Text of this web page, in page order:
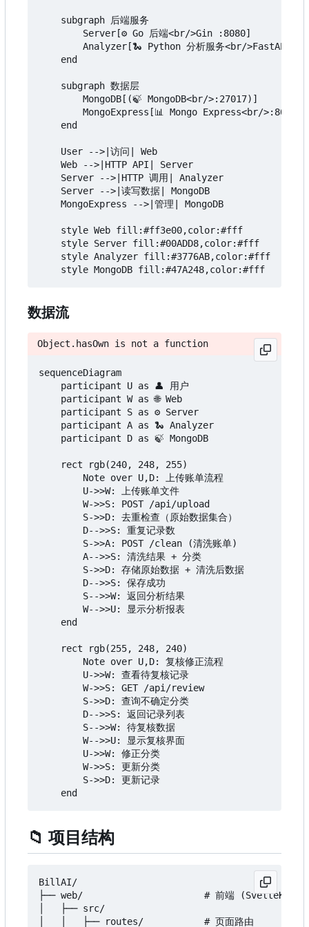
    subgraph 后端服务
        Server[⚙️ Go 后端<br/>Gin :8080]
Analyzer[🐍 Python 分析服务<br/>FastAPI
    end
    subgraph 数据层
        MongoDB[(🍃 MongoDB<br/>:27017)]
        MongoExpress[📊 Mongo Express<br/>:8083]
    end
    User -->|访问| Web
    Web -->|HTTP API| Server
    Server -->|HTTP 调用| Analyzer
    Server -->|读写数据| MongoDB
    MongoExpress -->|管理| MongoDB
    style Web fill:#ff3e00,color:#fff
    style Server fill:#00ADD8,color:#fff
    style Analyzer fill:#3776AB,color:#fff
数据流
Object.hasOwn is not a function
sequenceDiagram
    participant U as 👤 用户
    participant W as 🌐 Web
    participant S as ⚙️ Server
    participant A as 🐍 Analyzer
    participant D as 🍃 MongoDB
    rect rgb(240, 248, 255)
        Note over U,D: 上传账单流程
        U->>W: 上传账单文件
        W->>S: POST /api/upload
        S->>D: 去重检查（原始数据集合）
        D-->>S: 重复记录数
        S->>A: POST /clean (清洗账单)
        A-->>S: 清洗结果 + 分类
        S->>D: 存储原始数据 + 清洗后数据
        D-->>S: 保存成功
        S-->>W: 返回分析结果
        W-->>U: 显示分析报表
    end
    rect rgb(255, 248, 240)
        Note over U,D: 复核修正流程
        U->>W: 查看待复核记录
        W->>S: GET /api/review
        S->>D: 查询不确定分类
        D-->>S: 返回记录列表
        S-->>W: 待复核数据
        W-->>U: 显示复核界面
        U->>W: 修正分类
        W->>S: 更新分类
        S->>D: 更新记录
📁 项目结构
BillAI/
├── web/                      # 前端 (SvelteKit +
│   ├── src/
│   │   ├── routes/           # 页面路由